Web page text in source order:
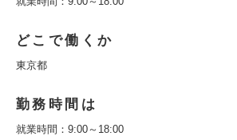
どこで働くか
東京都
勤務時間は
就業時間：9:00～18:00